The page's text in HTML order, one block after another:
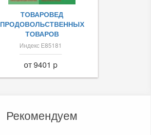
ТОВАРОВЕД
ПРОДОВОЛЬСТВЕННЫХ
ТОВАРОВ
Индекс Е85181
от 9401 p
Рекомендуем